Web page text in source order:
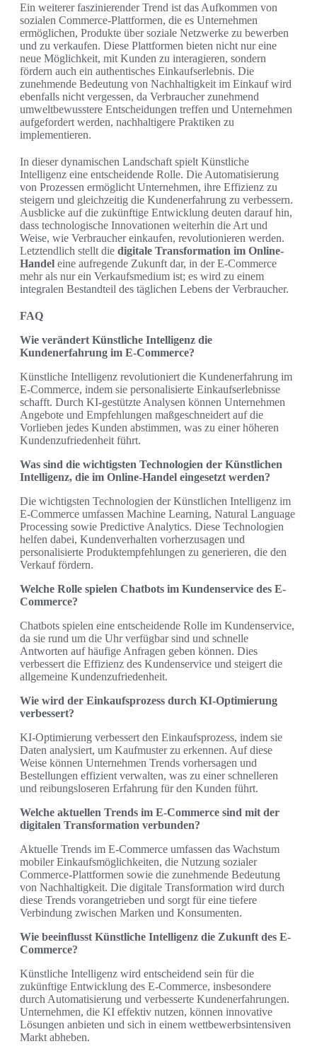
Ein weiterer faszinierender Trend ist das Aufkommen von
sozialen Commerce-Plattformen, die es Unternehmen
ermöglichen, Produkte über soziale Netzwerke zu bewerben
und zu verkaufen. Diese Plattformen bieten nicht nur eine
neue Möglichkeit, mit Kunden zu interagieren, sondern
fördern auch ein authentisches Einkaufserlebnis. Die
zunehmende Bedeutung von Nachhaltigkeit im Einkauf wird
ebenfalls nicht vergessen, da Verbraucher zunehmend
umweltbewusstere Entscheidungen treffen und Unternehmen
aufgefordert werden, nachhaltigere Praktiken zu
implementieren.
In dieser dynamischen Landschaft spielt Künstliche
Intelligenz eine entscheidende Rolle. Die Automatisierung
von Prozessen ermöglicht Unternehmen, ihre Effizienz zu
steigern und gleichzeitig die Kundenerfahrung zu verbessern.
Ausblicke auf die zukünftige Entwicklung deuten darauf hin,
dass technologische Innovationen weiterhin die Art und
Weise, wie Verbraucher einkaufen, revolutionieren werden.
Letztendlich stellt die digitale Transformation im Online-
Handel eine aufregende Zukunft dar, in der E-Commerce
mehr als nur ein Verkaufsmedium ist; es wird zu einem
integralen Bestandteil des täglichen Lebens der Verbraucher.
FAQ
Wie verändert Künstliche Intelligenz die
Kundenerfahrung im E-Commerce?
Künstliche Intelligenz revolutioniert die Kundenerfahrung im
E-Commerce, indem sie personalisierte Einkaufserlebnisse
schafft. Durch KI-gestützte Analysen können Unternehmen
Angebote und Empfehlungen maßgeschneidert auf die
Vorlieben jedes Kunden abstimmen, was zu einer höheren
Kundenzufriedenheit führt.
Was sind die wichtigsten Technologien der Künstlichen
Intelligenz, die im Online-Handel eingesetzt werden?
Die wichtigsten Technologien der Künstlichen Intelligenz im
E-Commerce umfassen Machine Learning, Natural Language
Processing sowie Predictive Analytics. Diese Technologien
helfen dabei, Kundenverhalten vorherzusagen und
personalisierte Produktempfehlungen zu generieren, die den
Verkauf fördern.
Welche Rolle spielen Chatbots im Kundenservice des E-
Commerce?
Chatbots spielen eine entscheidende Rolle im Kundenservice,
da sie rund um die Uhr verfügbar sind und schnelle
Antworten auf häufige Anfragen geben können. Dies
verbessert die Effizienz des Kundenservice und steigert die
allgemeine Kundenzufriedenheit.
Wie wird der Einkaufsprozess durch KI-Optimierung
verbessert?
KI-Optimierung verbessert den Einkaufsprozess, indem sie
Daten analysiert, um Kaufmuster zu erkennen. Auf diese
Weise können Unternehmen Trends vorhersagen und
Bestellungen effizient verwalten, was zu einer schnelleren
und reibungsloseren Erfahrung für den Kunden führt.
Welche aktuellen Trends im E-Commerce sind mit der
digitalen Transformation verbunden?
Aktuelle Trends im E-Commerce umfassen das Wachstum
mobiler Einkaufsmöglichkeiten, die Nutzung sozialer
Commerce-Plattformen sowie die zunehmende Bedeutung
von Nachhaltigkeit. Die digitale Transformation wird durch
diese Trends vorangetrieben und sorgt für eine tiefere
Verbindung zwischen Marken und Konsumenten.
Wie beeinflusst Künstliche Intelligenz die Zukunft des E-
Commerce?
Künstliche Intelligenz wird entscheidend sein für die
zukünftige Entwicklung des E-Commerce, insbesondere
durch Automatisierung und verbesserte Kundenerfahrungen.
Unternehmen, die KI effektiv nutzen, können innovative
Lösungen anbieten und sich in einem wettbewerbsintensiven
Markt abheben.